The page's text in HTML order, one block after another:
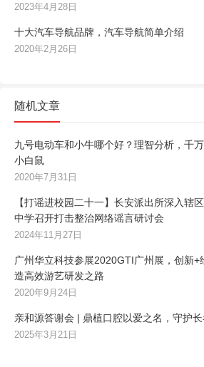
2023年4月28日
十大汽车导航品牌，汽车导航简单介绍
2020年2月26日
随机文章
九号电动车和小牛哪个好？理智分析，千
小白鼠
2020年7月31日
【打谣进校园二十一】长安派出所深入辖
中学召开打击整治网络谣言研讨会
2024年11月27日
广州华立科技参展2020GTI广州展，创新+
造高效游艺研发之路
2020年9月24日
亲和源答谢会 | 鼎植口腔以爱之名，守护
2025年3月21日